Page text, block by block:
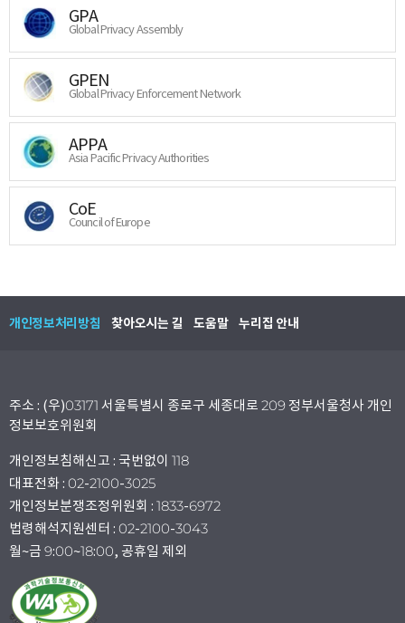
GPA
Global Privacy Assembly
GPEN
Global Privacy Enforcement Network
APPA
Asia Pacific Privacy Authorities
CoE
Council of Europe
개인정보처리방침 찾아오시는 길 도움말 누리집 안내
주소 : (우)03171 서울특별시 종로구 세종대로 209 정부서울청사 개인
정보보호위원회
개인정보침해신고 : 국번없이 118
대표전화 : 02-2100-3025
개인정보분쟁조정위원회 : 1833-6972
법령해석지원센터 : 02-2100-3043
월~금 9:00~18:00, 공휴일 제외